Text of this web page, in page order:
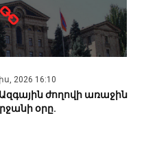
2026 16:10
ժողովի առաջին
օրը.